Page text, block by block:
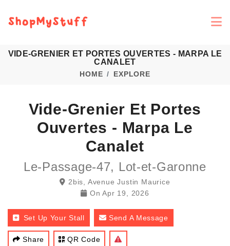
VIDE-GRENIER ET PORTES OUVERTES - MARPA LE
CANALET
HOME EXPLORE
Vide-Grenier Et Portes
Ouvertes - Marpa Le
Canalet
Le-Passage-47, Lot-et-Garonne
2bis, Avenue Justin Maurice
On Apr 19, 2026
Set Up Your Stall Send A Message
Share QR Code